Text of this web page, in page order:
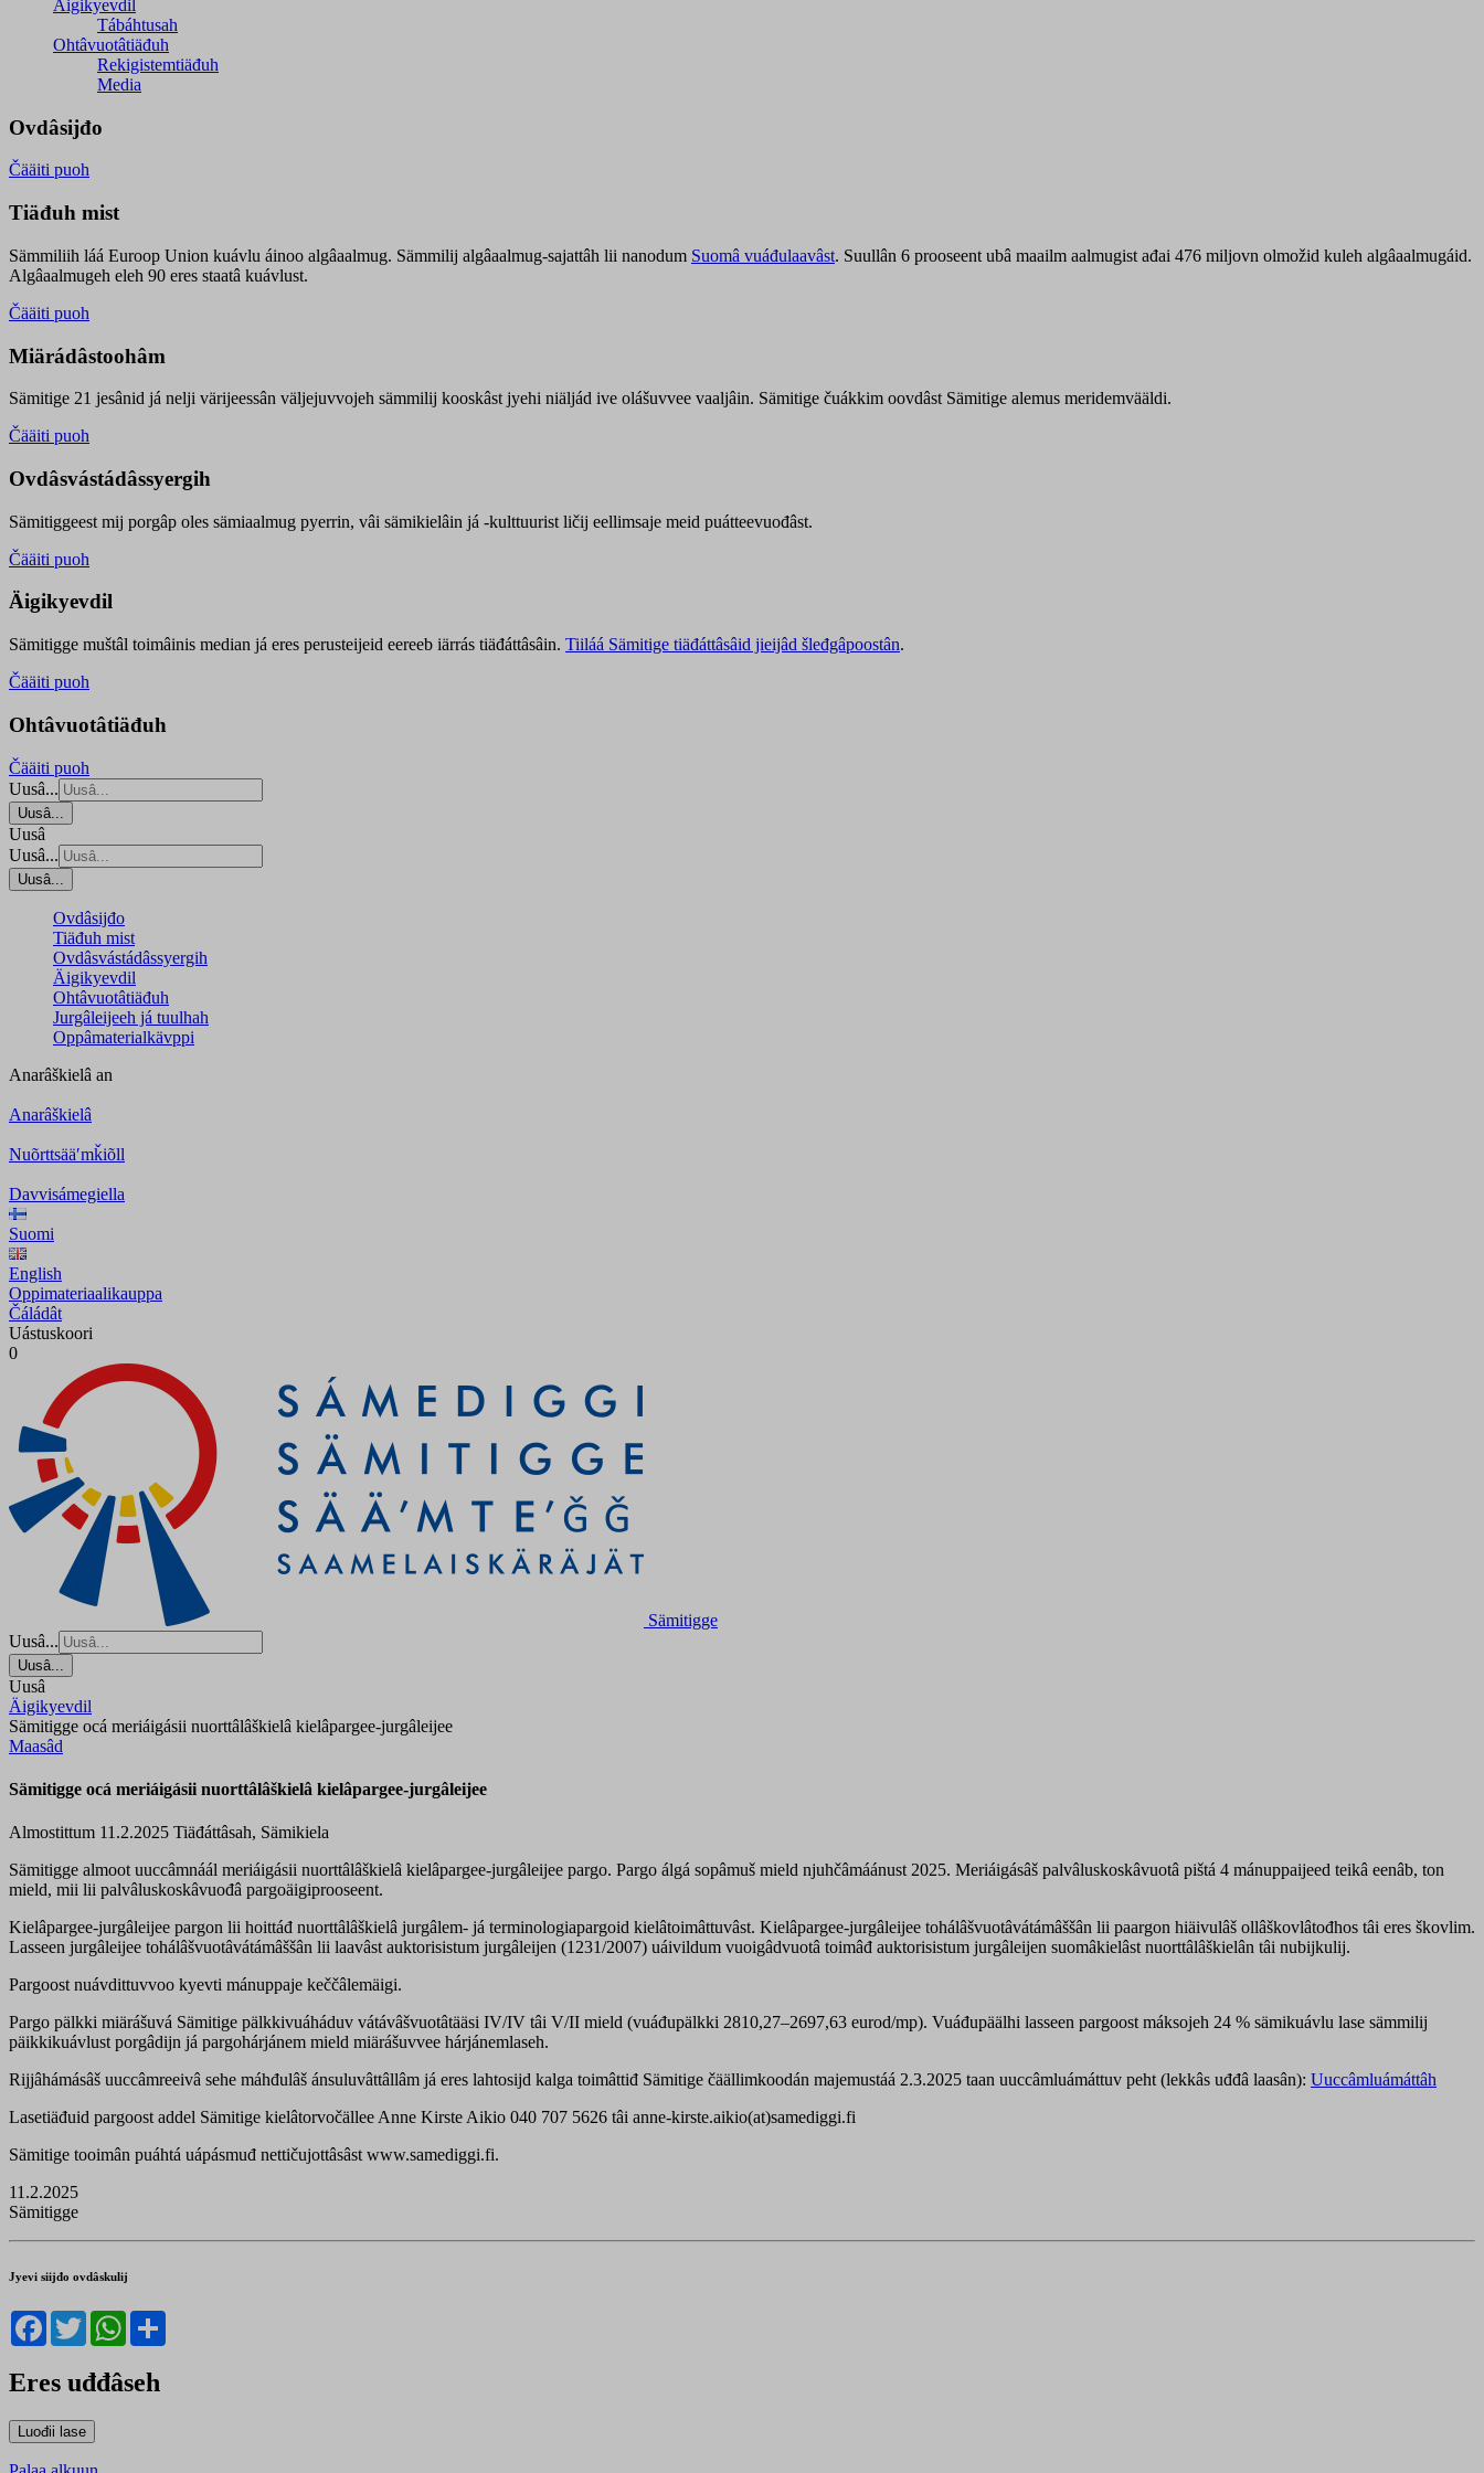
Äigikyevdil
Tábáhtusah
Ohtâvuotâtiäđuh
Rekigistemtiäđuh
Media
Ovdâsijđo
Čääiti puoh
Tiäđuh mist
Sämmiliih láá Euroop Union kuávlu áinoo algâaalmug. Sämmilij algâaalmug-sajattâh lii nanodum Suomâ vuáđulaavâst. Suullân 6 prooseent ubâ maailm aalmugist ađai 476 miljovn olmožid kuleh algâaalmugáid.
Algâaalmugeh eleh 90 eres staatâ kuávlust.
Čääiti puoh
Miärádâstoohâm
Sämitige 21 jesânid já nelji värijeessân väljejuvvojeh sämmilij kooskâst jyehi niäljád ive olášuvvee vaaljâin. Sämitige čuákkim oovdâst Sämitige alemus meridemvääldi.
Čääiti puoh
Ovdâsvástádâssyergih
Sämitiggeest mij porgâp oles sämiaalmug pyerrin, vâi sämikielâin já -kulttuurist ličij eellimsaje meid puátteevuođâst.
Čääiti puoh
Äigikyevdil
Sämitigge muštâl toimâinis median já eres perusteijeid eereeb iärrás tiäđáttâsâin. Tiiláá Sämitige tiäđáttâsâid jieijâd šleđgâpoostân.
Čääiti puoh
Ohtâvuotâtiäđuh
Čääiti puoh
Uusâ...
Uusâ...
Uusâ
Uusâ...
Uusâ...
Ovdâsijđo
Tiäđuh mist
Ovdâsvástádâssyergih
Äigikyevdil
Ohtâvuotâtiäđuh
Jurgâleijeeh já tuulhah
Oppâmaterialkävppi
Anarâškielâ an
Anarâškielâ
Nuõrttsääʹmǩiõll
Davvisámegiella
Suomi
English
Oppimateriaalikauppa
Čáládât
Uástuskoori
0
Sämitigge
Uusâ...
Uusâ...
Uusâ
Äigikyevdil
Sämitigge ocá meriáigásii nuorttâlâškielâ kielâpargee-jurgâleijee
Maasâd
Sämitigge ocá meriáigásii nuorttâlâškielâ kielâpargee-jurgâleijee
Almostittum 11.2.2025 Tiäđáttâsah, Sämikiela
Sämitigge almoot uuccâmnáál meriáigásii nuorttâlâškielâ kielâpargee-jurgâleijee pargo. Pargo álgá sopâmuš mield njuhčâmáánust 2025. Meriáigásâš palvâluskoskâvuotâ pištá 4 mánuppaijeed teikâ eenâb, ton
mield, mii lii palvâluskoskâvuođâ pargoäigiprooseent.
Kielâpargee-jurgâleijee pargon lii hoittáđ nuorttâlâškielâ jurgâlem- já terminologiapargoid kielâtoimâttuvâst. Kielâpargee-jurgâleijee tohálâšvuotâvátámâššân lii paargon hiäivulâš ollâškovlâtođhos tâi eres škovlim.
Lasseen jurgâleijee tohálâšvuotâvátámâššân lii laavâst auktorisistum jurgâleijen (1231/2007) uáivildum vuoigâdvuotâ toimâđ auktorisistum jurgâleijen suomâkielâst nuorttâlâškielân tâi nubijkulij.
Pargoost nuávdittuvvoo kyevti mánuppaje keččâlemäigi.
Pargo pälkki miärášuvá Sämitige pälkkivuáháduv vátávâšvuotâtääsi IV/IV tâi V/II mield (vuáđupälkki 2810,27–2697,63 eurod/mp). Vuáđupäälhi lasseen pargoost máksojeh 24 % sämikuávlu lase sämmilij
päikkikuávlust porgâdijn já pargohárjánem mield miärášuvvee hárjánemlaseh.
Rijjâhámásâš uuccâmreeivâ sehe máhđulâš ánsuluvâttâllâm já eres lahtosijd kalga toimâttiđ Sämitige čäällimkoodán majemustáá 2.3.2025 taan uuccâmluámáttuv peht (lekkâs uđđâ laasân): Uuccâmluámáttâh
Lasetiäđuid pargoost addel Sämitige kielâtorvočällee Anne Kirste Aikio 040 707 5626 tâi anne-kirste.aikio(at)samediggi.fi
Sämitige tooimân puáhtá uápásmuđ nettičujottâsâst www.samediggi.fi.
11.2.2025
Sämitigge
Jyevi siijđo ovdâskulij
Facebook
TwitterWhatsApp
Eres uđđâseh